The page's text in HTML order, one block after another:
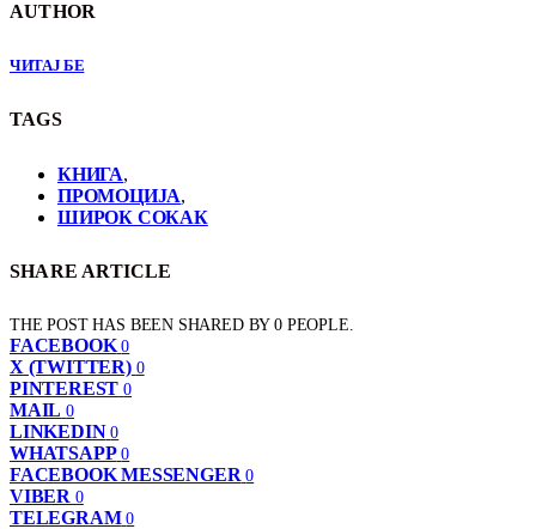
AUTHOR
ЧИТАЈ БЕ
TAGS
КНИГА,
ПРОМОЦИЈА,
ШИРОК СОКАК
SHARE ARTICLE
THE POST HAS BEEN SHARED BY0 PEOPLE.
FACEBOOK 0
X (TWITTER) 0
PINTEREST 0
MAIL 0
LINKEDIN 0
WHATSAPP 0
FACEBOOK MESSENGER 0
VIBER 0
TELEGRAM 0